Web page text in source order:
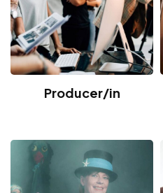
Producer/in